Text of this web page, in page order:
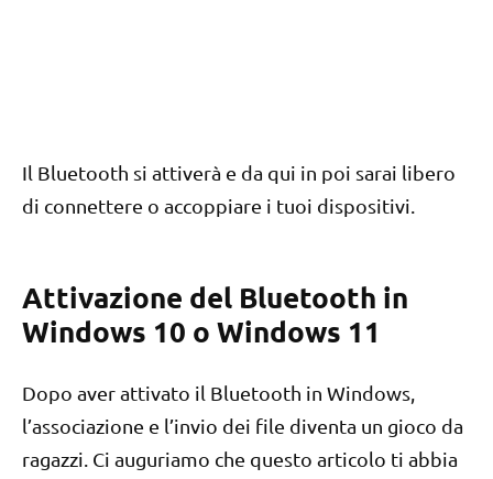
Il Bluetooth si attiverà e da qui in poi sarai libero
di connettere o accoppiare i tuoi dispositivi.
Attivazione del Bluetooth in
Windows 10 o Windows 11
Dopo aver attivato il Bluetooth in Windows,
l’associazione e l’invio dei file diventa un gioco da
ragazzi. Ci auguriamo che questo articolo ti abbia